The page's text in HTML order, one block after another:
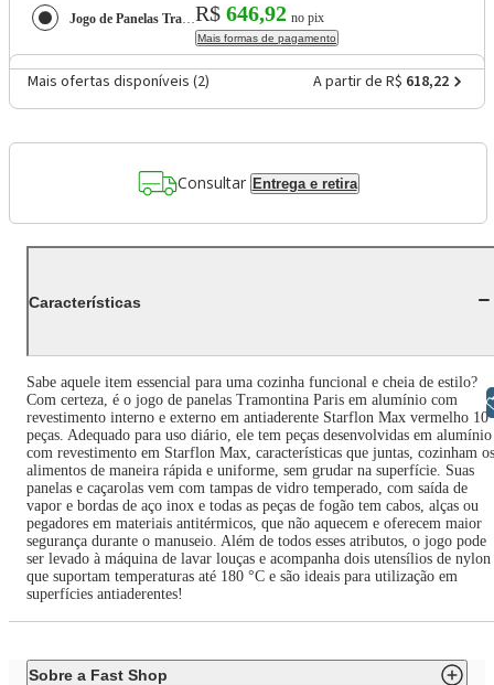
Jogo de Panelas Tramontina Paris em Alumínio Antiaderente Starflon Max Vermelho 10 PeçasR$ 646,92 no pix
Mais formas de pagamento
Mais ofertas disponíveis (2) A partir de R$ 618,22
Consultar Entrega e retira
Características
Sabe aquele item essencial para uma cozinha funcional e cheia de estilo?
Com certeza, é o jogo de panelas Tramontina Paris em alumínio com
revestimento interno e externo em antiaderente Starflon Max vermelho 10
peças. Adequado para uso diário, ele tem peças desenvolvidas em alumínio
com revestimento em Starflon Max, características que juntas, cozinham os
alimentos de maneira rápida e uniforme, sem grudar na superfície. Suas
panelas e caçarolas vem com tampas de vidro temperado, com saída de
vapor e bordas de aço inox e todas as peças de fogão tem cabos, alças ou
pegadores em materiais antitérmicos, que não aquecem e oferecem maior
segurança durante o manuseio. Além de todos esses atributos, o jogo pode
ser levado à máquina de lavar louças e acompanha dois utensílios de nylon
que suportam temperaturas até 180 °C e são ideais para utilização em
superfícies antiaderentes!
Sobre a Fast Shop
Libras